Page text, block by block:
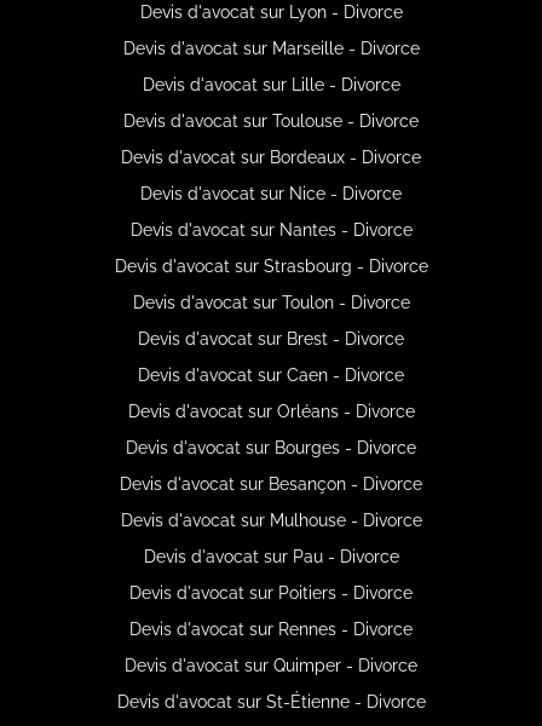
Devis d'avocat sur Lyon - Divorce
Devis d'avocat sur Marseille - Divorce
Devis d'avocat sur Lille - Divorce
Devis d'avocat sur Toulouse - Divorce
Devis d'avocat sur Bordeaux - Divorce
Devis d'avocat sur Nice - Divorce
Devis d'avocat sur Nantes - Divorce
Devis d'avocat sur Strasbourg - Divorce
Devis d'avocat sur Toulon - Divorce
Devis d'avocat sur Brest - Divorce
Devis d'avocat sur Caen - Divorce
Devis d'avocat sur Orléans - Divorce
Devis d'avocat sur Bourges - Divorce
Devis d'avocat sur Besançon - Divorce
Devis d'avocat sur Mulhouse - Divorce
Devis d'avocat sur Pau - Divorce
Devis d'avocat sur Poitiers - Divorce
Devis d'avocat sur Rennes - Divorce
Devis d'avocat sur Quimper - Divorce
Devis d'avocat sur St-Étienne - Divorce